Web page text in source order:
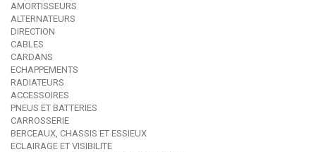
AMORTISSEURS
ALTERNATEURS
DIRECTION
CABLES
CARDANS
ECHAPPEMENTS
RADIATEURS
ACCESSOIRES
PNEUS ET BATTERIES
CARROSSERIE
BERCEAUX, CHASSIS ET ESSIEUX
ECLAIRAGE ET VISIBILITE